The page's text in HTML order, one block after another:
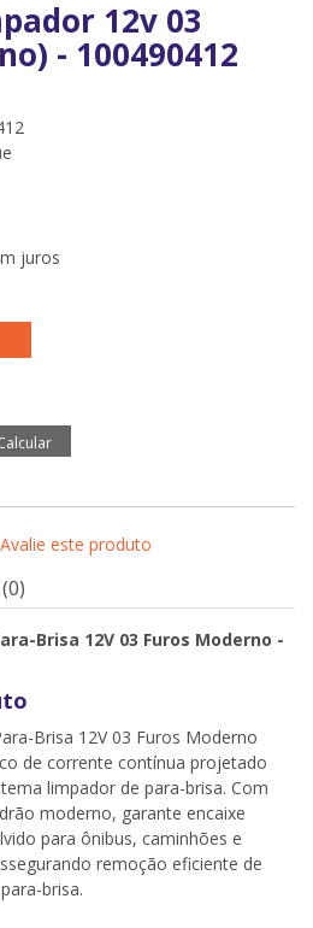
12v 03
- 100490412
juros
Avalie este produto
Brisa 12V 03 Furos Moderno -
Brisa 12V 03 Furos Moderno
de corrente contínua projetado
limpador de para-brisa. Com
moderno, garante encaixe
para ônibus, caminhões e
remoção eficiente de
brisa.